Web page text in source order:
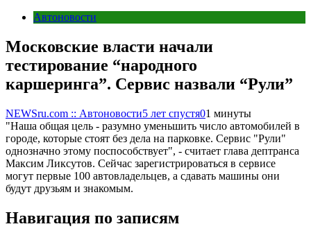
Автоновости
Московские власти начали
тестирование “народного
каршеринга”. Сервис назвали “Рули”
NEWSru.com :: Автоновости5 лет спустя01 минуты
"Наша общая цель - разумно уменьшить число автомобилей в
городе, которые стоят без дела на парковке. Сервис "Рули"
однозначно этому поспособствует", - считает глава дептранса
Максим Ликсутов. Сейчас зарегистрироваться в сервисе
могут первые 100 автовладельцев, а сдавать машины они
будут друзьям и знакомым.
Навигация по записям